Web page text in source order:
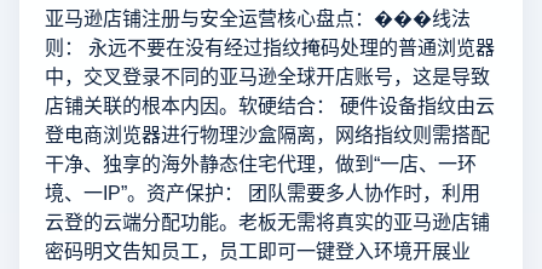
亚马逊店铺注册与安全运营核心盘点：���线法
则： 永远不要在没有经过指纹掩码处理的普通浏览器
中，交叉登录不同的亚马逊全球开店账号，这是导致
店铺关联的根本内因。软硬结合： 硬件设备指纹由云
登电商浏览器进行物理沙盒隔离，网络指纹则需搭配
干净、独享的海外静态住宅代理，做到“一店、一环
境、一IP”。资产保护： 团队需要多人协作时，利用
云登的云端分配功能。老板无需将真实的亚马逊店铺
密码明文告知员工，员工即可一键登入环境开展业